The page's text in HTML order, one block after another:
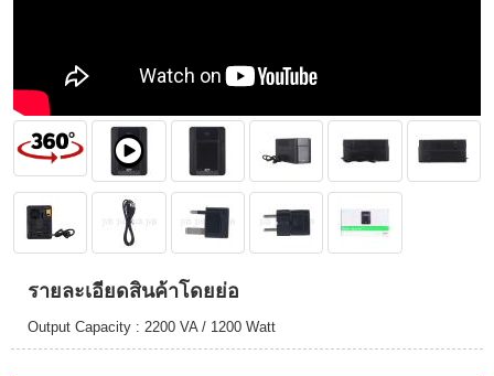
รายละเอียดสินค้าโดยย่อ
Output Capacity : 2200 VA / 1200 Watt